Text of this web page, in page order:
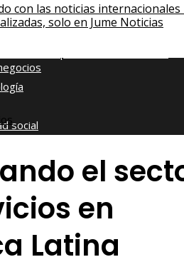
bancariaCómo la RSE impulsa el
en comunidades chilenas
con las noticias internacionales
solo en Jume Noticias
social
el
en
Latina